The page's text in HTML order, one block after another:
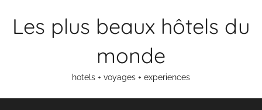
Les plus beaux hôtels du
monde
hotels + voyages + experiences